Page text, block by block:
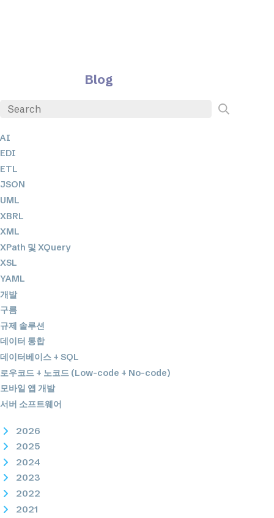
Blog
AI
EDI
ETL
JSON
UML
XBRL
XML
XPath 및 XQuery
XSL
YAML
개발
구름
규제 솔루션
데이터 통합
데이터베이스 + SQL
로우코드 + 노코드 (Low-code + No-code)
모바일 앱 개발
서버 소프트웨어
2026
2025
2024
2023
2022
2021